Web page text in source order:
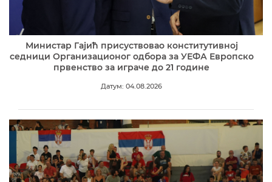
Министар Гајић присуствовао конститутивној
седници Организационог одбора за УЕФА Европско
првенство за играче до 21 године
Датум: 04.08.2026